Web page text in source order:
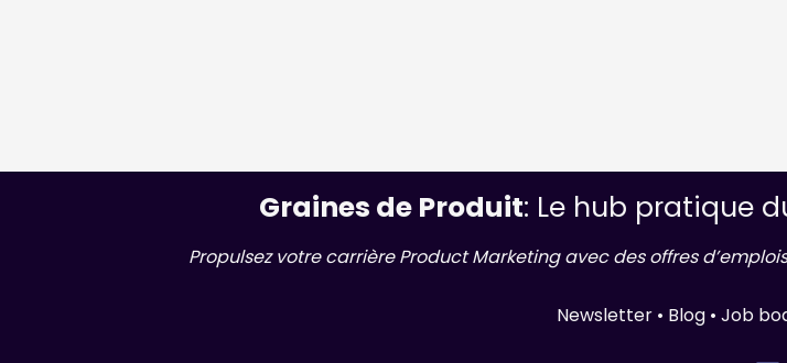
Graines de Produit: Le hub pratique
Propulsez votre carrière Product Marketing avec des offres
Newsletter • Blog • Job